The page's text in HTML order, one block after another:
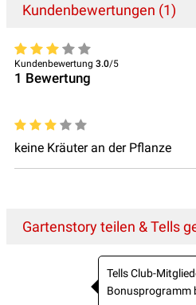
Kundenbewertungen (1)
Kundenbewertung 3.0/5
1 Bewertung
keine Kräuter an der Pflanze
Gartenstory teilen & Tells
Tells Club-
Bonusprogramm